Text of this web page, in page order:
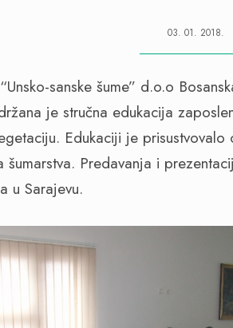
03. 01. 2018.
sanske šume” d.o.o
je stručna edukacija
Edukaciji je
šumarstva. Predavanja i
u Sarajevu.